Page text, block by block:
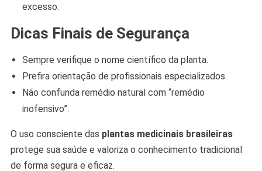
excesso.
Dicas Finais de Segurança
Sempre verifique o nome científico da planta.
Prefira orientação de profissionais especializados.
Não confunda remédio natural com “remédio
inofensivo”.
O uso consciente das plantas medicinais brasileiras
protege sua saúde e valoriza o conhecimento tradicional
de forma segura e eficaz.